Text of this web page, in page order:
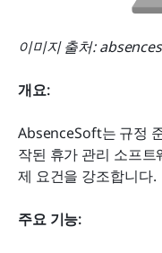
이미지 출처:
개요:
AbsenceSoft는 규정
작된 휴가 관리 소프트
제 요건을 강조합니다.
주요 기능: